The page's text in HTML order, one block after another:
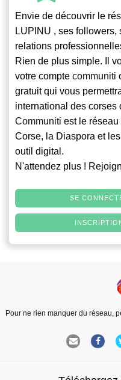
Envie de découvrir le
LUPINU , ses
relations
Rien de plus simple. Il
votre compte communiti
gratuit qui vous
international des corses
Communiti est le
Corse, la Diaspora et
outil digital.
N'attendez plus !
SE
Pour ne rien manquer du réseau,